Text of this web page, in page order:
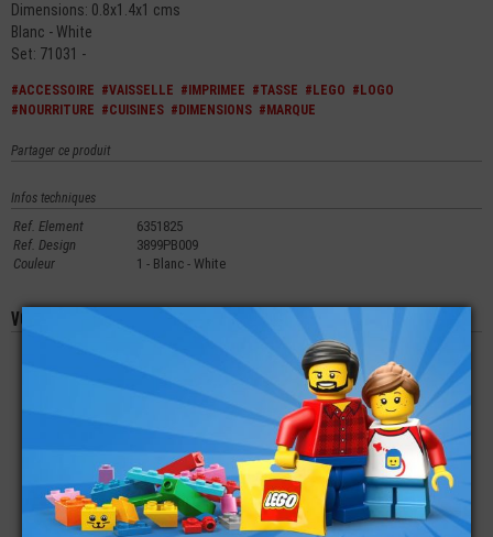
Dimensions: 0.8x1.4x1 cms
Blanc - White
Set: 71031 -
#ACCESSOIRE #VAISSELLE #IMPRIMEE #TASSE #LEGO #LOGO
#NOURRITURE #CUISINES #DIMENSIONS #MARQUE
Partager ce produit
Infos techniques
Ref. Element
6351825
Ref. Design
3899PB009
Couleur
1 - Blanc - White
Vous aimerez aussi les produits suivants
LEGO® ACCESSOIRE
MINI-FIGURINE ARME
EPÉE
1,99€
LEGO® PLATE LISSE
1X1 IMPRIMÉE
HAGRID
1,99€
LEGO® PLATE LISSE
2X2 IMPRIMÉE STAR-
WARS
0,99€